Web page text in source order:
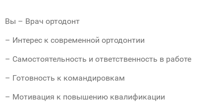
Bы – Bрач ортодонт
– Интерес к современной ортодонтии
– Самостоятельность и ответственность в работе
– Готовность к командировкам
– Мотивация к повышению квалификации